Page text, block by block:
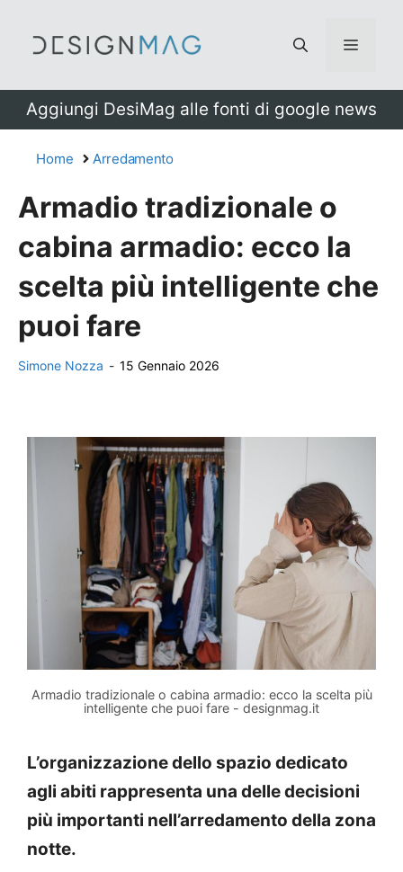
Menu
Aggiungi DesiMag alle fonti di google news
Home Arredamento
Armadio tradizionale o
cabina armadio: ecco la
scelta più intelligente che
puoi fare
Simone Nozza - 15 Gennaio 2026
Armadio tradizionale o cabina armadio: ecco la scelta più
intelligente che puoi fare - designmag.it
L’organizzazione dello spazio dedicato
agli abiti rappresenta una delle decisioni
più importanti nell’arredamento della zona
notte.